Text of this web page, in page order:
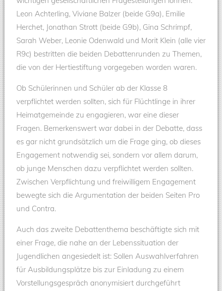
Leon Achterling, Viviane Balzer (beide G9a), Emilie
Herchet, Jonathan Strott (beide G9b), Gina Schrimpf,
Sarah Weber, Leonie Odenwald und Morit Klein (alle vier
R9c) bestritten die beiden Debattenrunden zu Themen,
die von der Hertiestiftung vorgegeben worden waren.
Ob Schülerinnen und Schüler ab der Klasse 8
verpflichtet werden sollten, sich für Flüchtlinge in ihrer
Heimatgemeinde zu engagieren, war eine dieser
Fragen. Bemerkenswert war dabei in der Debatte, dass
es gar nicht grundsätzlich um die Frage ging, ob dieses
Engagement notwendig sei, sondern vor allem darum,
ob junge Menschen dazu verpflichtet werden sollten.
Zwischen Verpflichtung und freiwilligem Engagement
bewegte sich die Argumentation der beiden Seiten Pro
und Contra.
Auch das zweite Debattenthema beschäftigte sich mit
einer Frage, die nahe an der Lebenssituation der
Jugendlichen angesiedelt ist: Sollen Auswahlverfahren
für Ausbildungsplätze bis zur Einladung zu einem
Vorstellungsgespräch anonymisiert durchgeführt